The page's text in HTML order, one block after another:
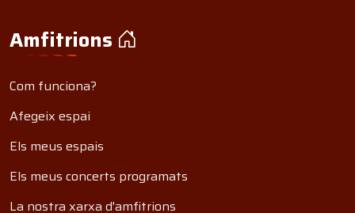
Amfitrions
Com funciona?
Afegeix espai
Els meus espais
Els meus concerts programats
La nostra xarxa d'amfitrions